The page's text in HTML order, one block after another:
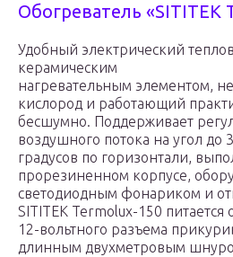
Обогреватель «SITITEK
Удобный электрический
керамическим
нагревательным элементом,
кислород и работающий
бесшумно. Поддерживает
воздушного потока на угол до
градусов по горизонтали,
прорезиненном корпусе,
светодиодным фонариком и
SITITEK Termolux-150 питается
12-вольтного разъема
длинным двухметровым